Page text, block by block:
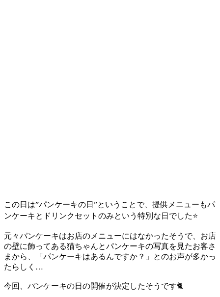
この日は”パンケーキの日”ということで、提供メニューもパ
ンケーキとドリンクセットのみという特別な日でした⭐️
元々パンケーキはお店のメニューにはなかったそうで、お店
の壁に飾ってある猫ちゃんとパンケーキの写真を見たお客さ
まから、「パンケーキはあるんですか？」とのお声が多かっ
たらしく…
今回、パンケーキの日の開催が決定したそうです🐈